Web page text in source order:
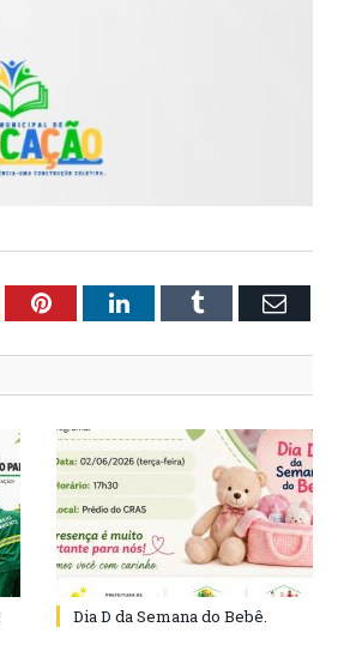
PinterestLinkedInTumblr Email
Dia D da Semana do Bebê.